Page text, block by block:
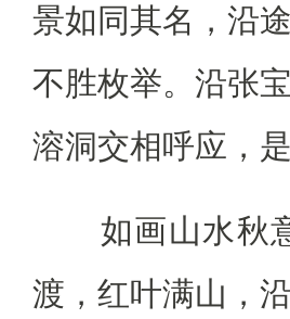
景如同其名，沿
不胜枚举。沿张
溶洞交相呼应，
如画山水秋意
渡，红叶满山，